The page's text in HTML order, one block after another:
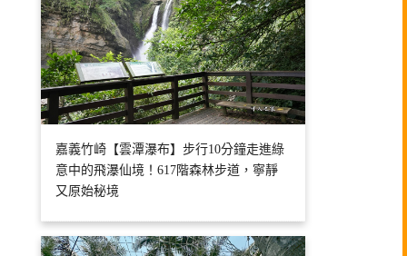
嘉義竹崎【雲潭瀑布】步行10分鐘走進綠
意中的飛瀑仙境！617階森林步道，寧靜
又原始秘境